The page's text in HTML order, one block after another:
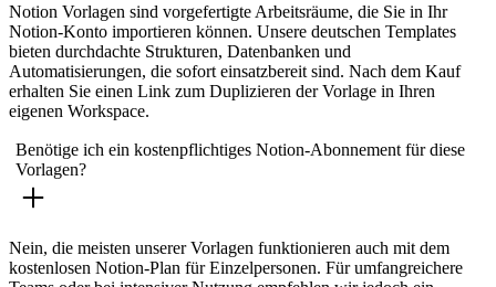
Notion Vorlagen sind vorgefertigte Arbeitsräume, die Sie in Ihr
Notion-Konto importieren können. Unsere deutschen Templates
bieten durchdachte Strukturen, Datenbanken und
Automatisierungen, die sofort einsatzbereit sind. Nach dem Kauf
erhalten Sie einen Link zum Duplizieren der Vorlage in Ihren
eigenen Workspace.
Benötige ich ein kostenpflichtiges Notion-Abonnement für diese
Vorlagen?
Nein, die meisten unserer Vorlagen funktionieren auch mit dem
kostenlosen Notion-Plan für Einzelpersonen. Für umfangreichere